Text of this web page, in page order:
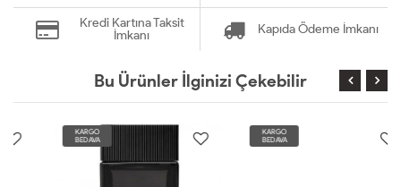
Kredi Kartına Taksit
İmkanı
Kapıda Ödeme İmkanı
Bu Ürünler İlginizi Çekebilir